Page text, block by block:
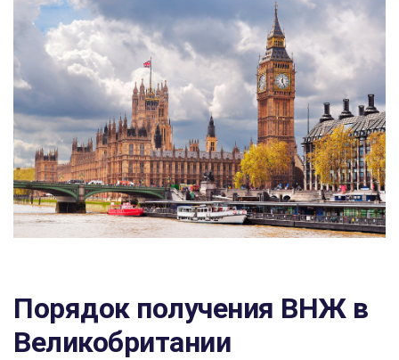
Порядок получения ВНЖ в
Великобритании